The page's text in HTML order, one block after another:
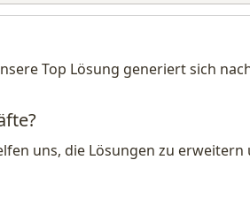
Top Lösung generiert sich
uns, die Lösungen zu erweitern